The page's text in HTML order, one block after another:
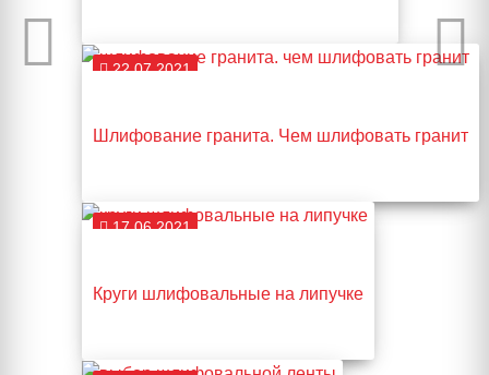
22.07.2021
Шлифование гранита. Чем шлифовать гранит
17.06.2021
Круги шлифовальные на липучке